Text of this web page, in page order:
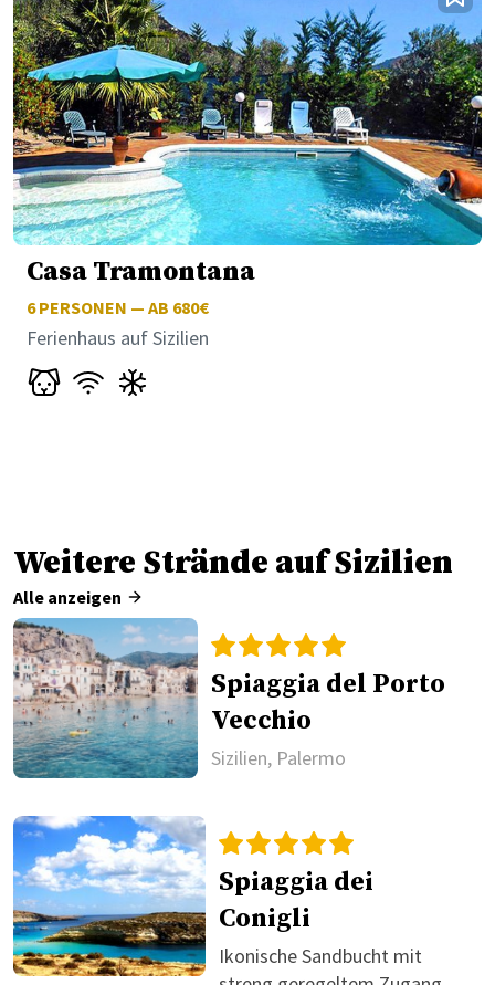
Casa Tramontana
6PERSONEN — AB 680€
Ferienhaus auf Sizilien
Weitere Strände auf Sizilien
Alle anzeigen
Spiaggia del Porto
Vecchio
Sizilien, Palermo
Spiaggia dei
Conigli
Ikonische Sandbucht mit